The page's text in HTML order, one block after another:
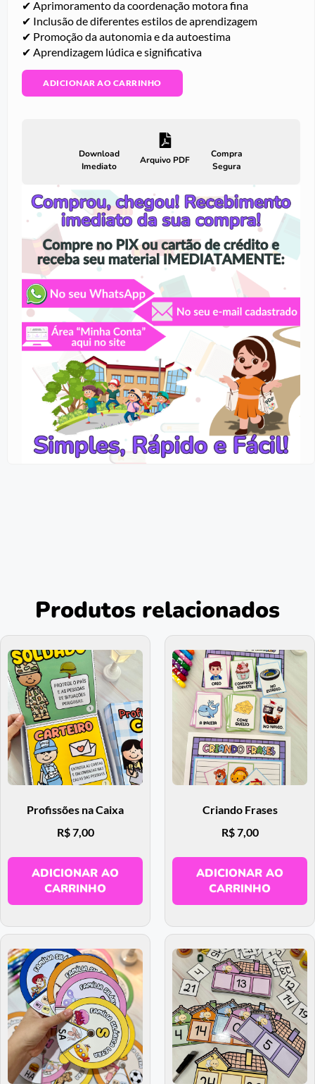
✔ Aprimoramento da coordenação motora fina
✔ Inclusão de diferentes estilos de aprendizagem
✔ Promoção da autonomia e da autoestima
✔ Aprendizagem lúdica e significativa
ADICIONAR AO CARRINHO
Download
Imediato
Arquivo PDF
Compra
Segura
Produtos relacionados
Profissões na Caixa
R$7,00
ADICIONAR AO
CARRINHO
Criando Frases
R$7,00
ADICIONAR AO
CARRINHO